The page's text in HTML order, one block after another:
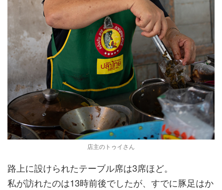
店主のトゥイさん
路上に設けられたテーブル席は3席ほど。
私が訪れたのは13時前後でしたが、すでに豚足はか